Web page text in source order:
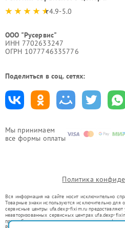
Мы принимаем
все формы оплаты
4.9-5.0
ООО "Русервис"
ИНН 7702633247
ОГРН 1077746335776
Поделиться в соц. сетях:
Политика
Вся информация на сайте носит исключительно
Товарные знаки используются исключительно для
сервисные центры ufa.dexp-fixim.ru предоставляют
неавторизованных сервисных центрах ufa.dexp-
правообладателями товарных знаков или их